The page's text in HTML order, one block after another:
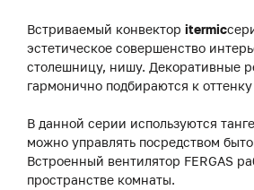
Встриваемый конвектор itermic
эстетическое совершенство
столешницу, нишу. Декоративные
гармонично подбираются к
В данной серии используются
можно управлять посредством
Встроенный вентилятор FERGAS
пространстве комнаты.